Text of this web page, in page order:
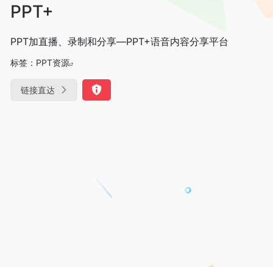
PPT+
PPT加直播、录制和分享—PPT+语音内容分享平台
标签： PPT资源
链接直达